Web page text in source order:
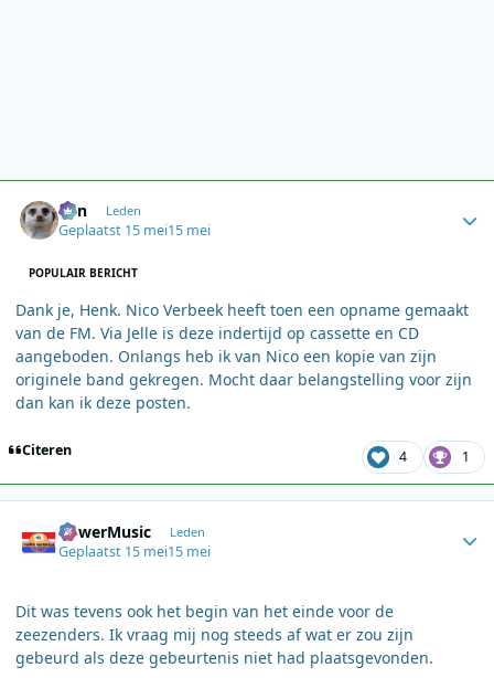
Ben Leden
Geplaatst 15 mei15 mei
POPULAIR BERICHT
Dank je, Henk. Nico Verbeek heeft toen een opname gemaakt
van de FM. Via Jelle is deze indertijd op cassette en CD
aangeboden. Onlangs heb ik van Nico een kopie van zijn
originele band gekregen. Mocht daar belangstelling voor zijn
dan kan ik deze posten.
Citeren 4 1
PowerMusic Leden
Geplaatst 15 mei15 mei
Dit was tevens ook het begin van het einde voor de
zeezenders. Ik vraag mij nog steeds af wat er zou zijn
gebeurd als deze gebeurtenis niet had plaatsgevonden.